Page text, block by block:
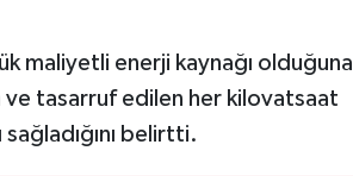
maliyetli enerji kaynağı olduğuna
ve tasarruf edilen her kilovatsaat
belirtti.